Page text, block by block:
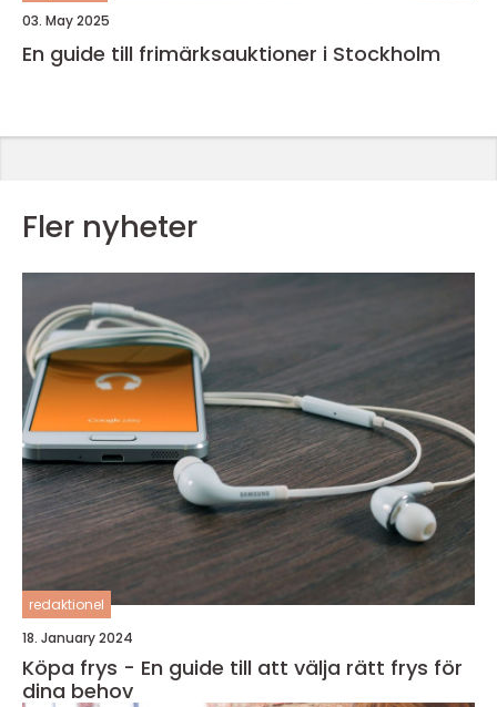
03. May 2025
En guide till frimärksauktioner i Stockholm
Fler nyheter
redaktionel
18. January 2024
Köpa frys - En guide till att välja rätt frys för
dina behov